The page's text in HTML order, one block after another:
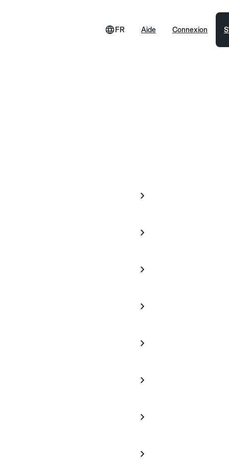
Aide
FR Connexion